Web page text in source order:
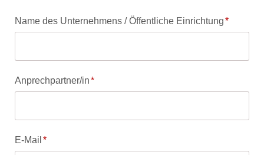
Pflichtfeld
Name des Unternehmens / Öffentliche Einrichtung*
Pflichtfeld
Anprechpartner/in*
Pflichtfeld
E-Mail*